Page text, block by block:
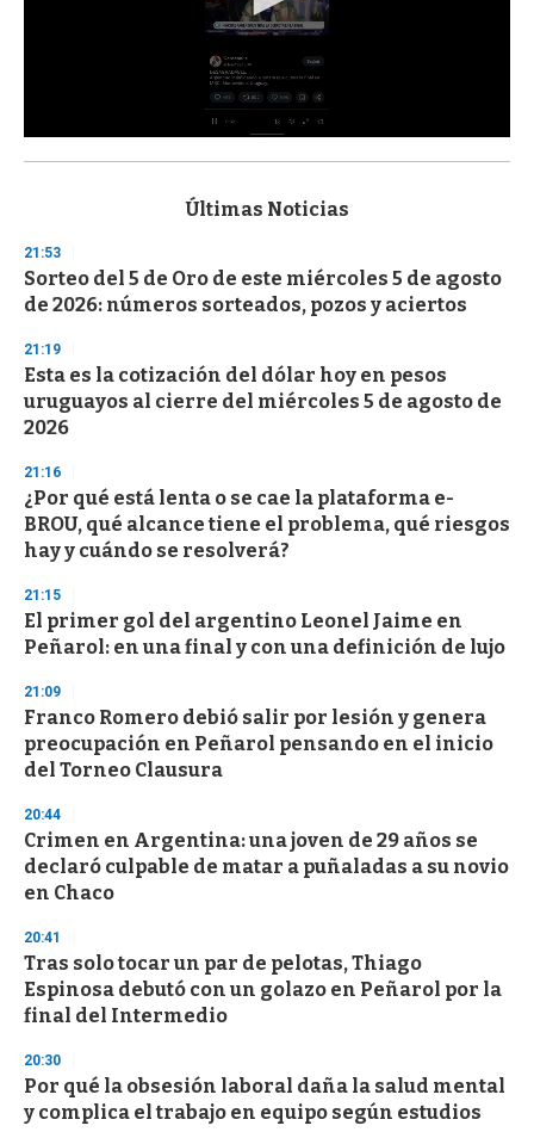
s
d
s
o
f
3
s
e
c
o
d
Últimas Noticias
21:53
Sorteo del 5 de Oro de este miércoles 5 de agosto
de 2026: números sorteados, pozos y aciertos
21:19
Esta es la cotización del dólar hoy en pesos
uruguayos al cierre del miércoles 5 de agosto de
2026
21:16
¿Por qué está lenta o se cae la plataforma e-
BROU, qué alcance tiene el problema, qué riesgos
hay y cuándo se resolverá?
21:15
El primer gol del argentino Leonel Jaime en
Peñarol: en una final y con una definición de lujo
21:09
Franco Romero debió salir por lesión y genera
preocupación en Peñarol pensando en el inicio
del Torneo Clausura
20:44
Crimen en Argentina: una joven de 29 años se
declaró culpable de matar a puñaladas a su novio
en Chaco
20:41
Tras solo tocar un par de pelotas, Thiago
Espinosa debutó con un golazo en Peñarol por la
final del Intermedio
20:30
Por qué la obsesión laboral daña la salud mental
y complica el trabajo en equipo según estudios